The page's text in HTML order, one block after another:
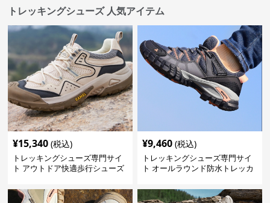
トレッキングシューズ 人気アイテム
¥15,340 (税込)
トレッキングシューズ専門サイ
ト アウトドア快適歩行シューズ
¥9,460 (税込)
トレッキングシューズ専門サイ
ト オールラウンド防水トレッカ